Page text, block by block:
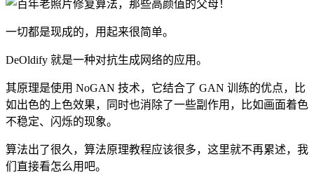
一切都是现成的，用起来很简单。
DeOldify 就是一种对抗生成网络的应用。
其原理是使用 NoGAN 技术，它结合了 GAN 训练的优点，比
如出色的上色效果，同时也消除了一些副作用，比如画面着色
不稳定、闪烁的现象。
算法出了很久，算法原理教程应该很多，这里就不再累述，我
们直接看怎么用吧。